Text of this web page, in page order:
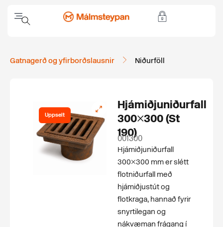
Gatnagerð og yfirborðslausnir Niðurföll
Uppselt
Hjámiðjuniðurfall
300×300 (St
190)
001300
Hjámiðjuniðurfall
300×300 mm er slétt
flotniðurfall með
hjámiðjustút og
flotkraga, hannað fyrir
snyrtilegan og
nákvæman frágang í